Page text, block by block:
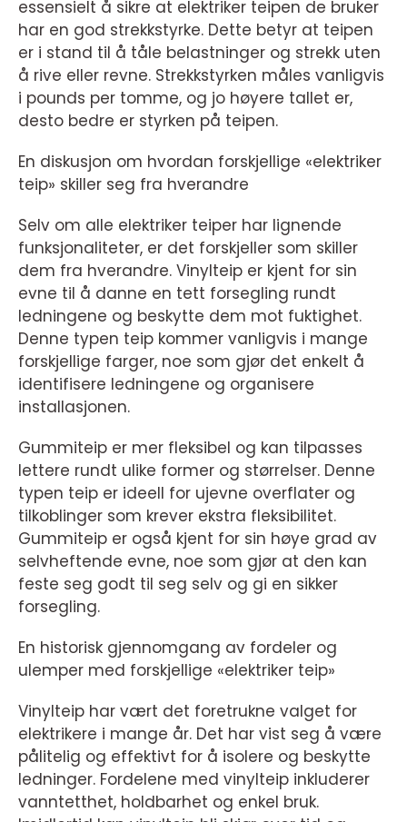
essensielt å sikre at elektriker teipen de bruker
har en god strekkstyrke. Dette betyr at teipen
er i stand til å tåle belastninger og strekk uten
å rive eller revne. Strekkstyrken måles vanligvis
i pounds per tomme, og jo høyere tallet er,
desto bedre er styrken på teipen.
En diskusjon om hvordan forskjellige «elektriker
teip» skiller seg fra hverandre
Selv om alle elektriker teiper har lignende
funksjonaliteter, er det forskjeller som skiller
dem fra hverandre. Vinylteip er kjent for sin
evne til å danne en tett forsegling rundt
ledningene og beskytte dem mot fuktighet.
Denne typen teip kommer vanligvis i mange
forskjellige farger, noe som gjør det enkelt å
identifisere ledningene og organisere
installasjonen.
Gummiteip er mer fleksibel og kan tilpasses
lettere rundt ulike former og størrelser. Denne
typen teip er ideell for ujevne overflater og
tilkoblinger som krever ekstra fleksibilitet.
Gummiteip er også kjent for sin høye grad av
selvheftende evne, noe som gjør at den kan
feste seg godt til seg selv og gi en sikker
forsegling.
En historisk gjennomgang av fordeler og
ulemper med forskjellige «elektriker teip»
Vinylteip har vært det foretrukne valget for
elektrikere i mange år. Det har vist seg å være
pålitelig og effektivt for å isolere og beskytte
ledninger. Fordelene med vinylteip inkluderer
vanntetthet, holdbarhet og enkel bruk.